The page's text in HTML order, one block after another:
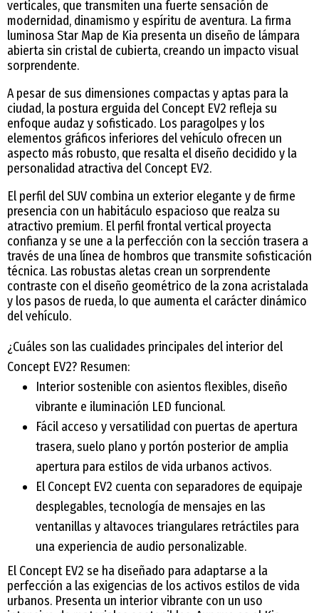
verticales, que transmiten una fuerte sensación de
modernidad, dinamismo y espíritu de aventura. La firma
luminosa Star Map de Kia presenta un diseño de lámpara
abierta sin cristal de cubierta, creando un impacto visual
sorprendente.
A pesar de sus dimensiones compactas y aptas para la
ciudad, la postura erguida del Concept EV2 refleja su
enfoque audaz y sofisticado. Los paragolpes y los
elementos gráficos inferiores del vehículo ofrecen un
aspecto más robusto, que resalta el diseño decidido y la
personalidad atractiva del Concept EV2.
El perfil del SUV combina un exterior elegante y de firme
presencia con un habitáculo espacioso que realza su
atractivo premium. El perfil frontal vertical proyecta
confianza y se une a la perfección con la sección trasera a
través de una línea de hombros que transmite sofisticación
técnica. Las robustas aletas crean un sorprendente
contraste con el diseño geométrico de la zona acristalada
y los pasos de rueda, lo que aumenta el carácter dinámico
del vehículo.
¿Cuáles son las cualidades principales del interior del
Concept EV2? Resumen:
Interior sostenible con asientos flexibles, diseño
vibrante e iluminación LED funcional.
Fácil acceso y versatilidad con puertas de apertura
trasera, suelo plano y portón posterior de amplia
apertura para estilos de vida urbanos activos.
El Concept EV2 cuenta con separadores de equipaje
desplegables, tecnología de mensajes en las
ventanillas y altavoces triangulares retráctiles para
una experiencia de audio personalizable.
El Concept EV2 se ha diseñado para adaptarse a la
perfección a las exigencias de los activos estilos de vida
urbanos. Presenta un interior vibrante con un uso